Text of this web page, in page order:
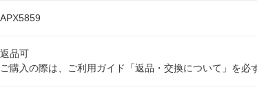
APX5859
返品可
ご購入の際は、ご利用ガイド「返品・交換について」を必